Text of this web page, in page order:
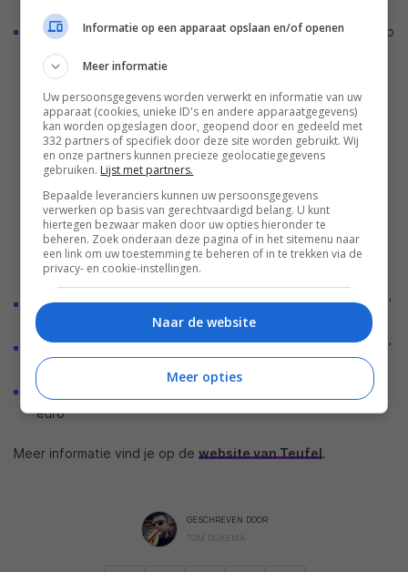
ULTIMA 20 CONCEPT Surround “5.1-set” voor 749,99 euro
CONSONO 25 CONCEPT Surround Power Edition “5.1-set”
CONSONO 35 CONCEPT Surround Power Edition “5.1-set”
voor 799,99 euro
ULTIMA CONCEPT Power Edition “2.1-set” voor 699,99
euro
Meer informatie vind je op de website van Teufel.
GESCHREVEN DOOR
TOM DIJKEMA
Informatie op een apparaat opslaan en/of openen
Meer informatie
Uw persoonsgegevens worden verwerkt en informatie van uw
apparaat (cookies, unieke ID's en andere apparaatgegevens)
kan worden opgeslagen door, geopend door en gedeeld met
332 partners of specifiek door deze site worden gebruikt. Wij
en onze partners kunnen precieze geolocatiegegevens
gebruiken. Lijst met partners.
Bepaalde leveranciers kunnen uw persoonsgegevens
verwerken op basis van gerechtvaardigd belang. U kunt
hiertegen bezwaar maken door uw opties hieronder te
beheren. Zoek onderaan deze pagina of in het sitemenu naar
een link om uw toestemming te beheren of in te trekken via de
privacy- en cookie-instellingen.
Naar de website
Meer opties